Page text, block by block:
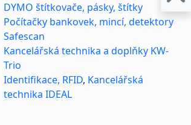
DYMO štítkovače, pásky, štítky
Počítačky bankovek, mincí, detektory
Safescan
Kancelářská technika a doplňky KW-
Trio
Identifikace, RFID, Kancelářská
technika IDEAL